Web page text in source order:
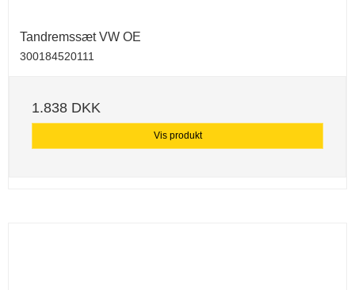
Tandremssæt VW OE
300184520111
1.838 DKK
Vis produkt